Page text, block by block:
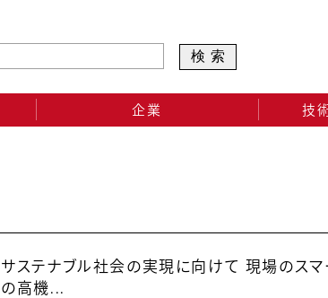
検索
企業 技
サステナブル社会の実現に向けて 現場のスマ
の高機...